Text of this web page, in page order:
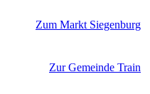
Zum Markt Siegenburg
Zur Gemeinde Train